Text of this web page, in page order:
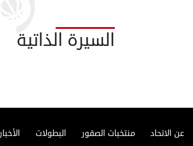
السيرة الذاتية
عن الاتحاد منتخبات الصقور البطولات الأخبار